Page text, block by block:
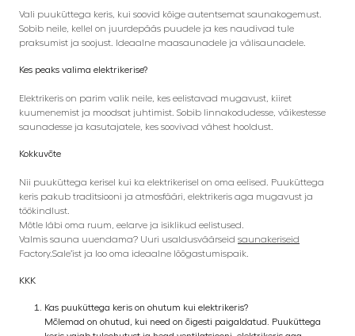
Vali puuküttega keris, kui soovid kõige autentsemat saunakogemust.
Sobib neile, kellel on juurdepääs puudele ja kes naudivad tule
praksumist ja soojust. Ideaalne maasaunadele ja välisaunadele.
Kes peaks valima elektrikerise?
Elektrikeris on parim valik neile, kes eelistavad mugavust, kiiret
kuumenemist ja moodsat juhtimist. Sobib linnakodudesse, väikestesse
saunadesse ja kasutajatele, kes soovivad vähest hooldust.
Kokkuvõte
Nii puuküttega kerisel kui ka elektrikerisel on oma eelised. Puuküttega
keris pakub traditsiooni ja atmosfääri, elektrikeris aga mugavust ja
töökindlust.
Mõtle läbi oma ruum, eelarve ja isiklikud eelistused.
Valmis sauna uuendama? Uuri usaldusväärseid saunakeriseid
Factory.Sale’ist ja loo oma ideaalne lõõgastumispaik.
KKK
Kas puuküttega keris on ohutum kui elektrikeris?
Mõlemad on ohutud, kui need on õigesti paigaldatud. Puuküttega